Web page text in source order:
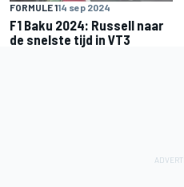
FORMULE 114 sep 2024
F1 Baku 2024: Russell naar
de snelste tijd in VT3